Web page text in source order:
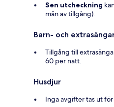
Sen utcheckning
mån av tillgång).
Barn- och
Tillgång till
60 per natt.
Husdjur
Inga avgifter tas ut för